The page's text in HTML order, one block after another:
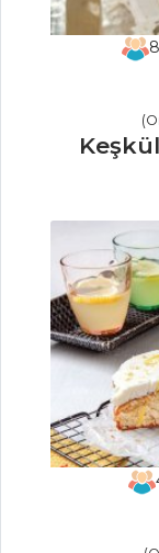
Tarifi, Nasıl
Hamur
Reyhan
Tarifi, Nasıl
Şerbeti
Yapılır?
Şerbeti Tarifi,
8